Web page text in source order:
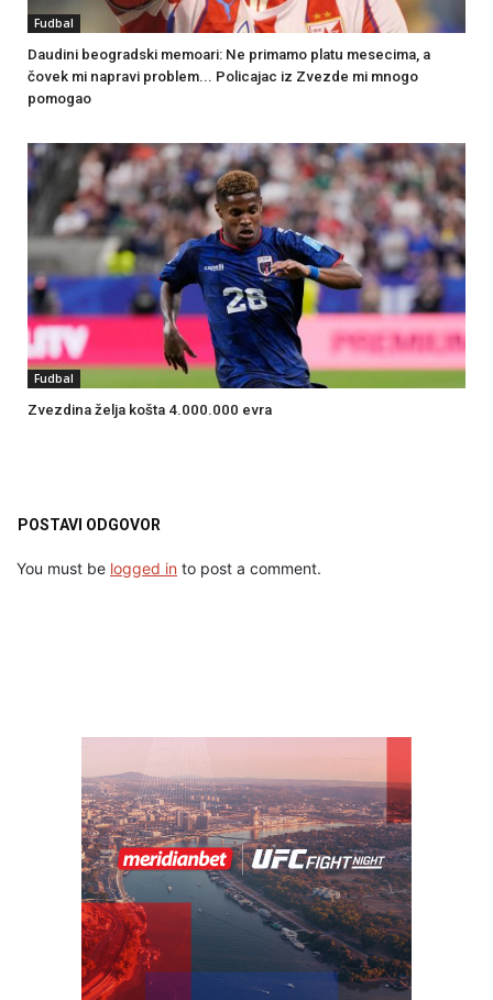
Fudbal
Daudini beogradski memoari: Ne primamo platu mesecima, a
čovek mi napravi problem... Policajac iz Zvezde mi mnogo
pomogao
Fudbal
Zvezdina želja košta 4.000.000 evra
POSTAVI ODGOVOR
You must be logged in to post a comment.